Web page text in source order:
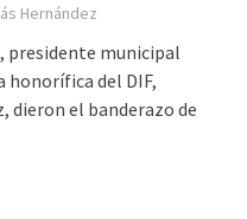
Hernández
presidente municipal
honorífica del DIF,
dieron el banderazo de